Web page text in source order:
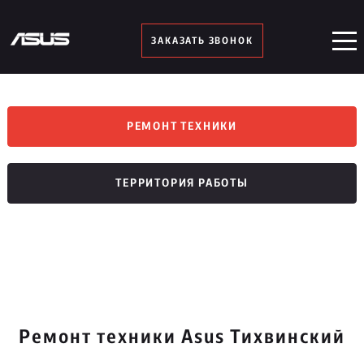
ЗАКАЗАТЬ ЗВОНОК
РЕМОНТ ТЕХНИКИ
ТЕРРИТОРИЯ РАБОТЫ
Ремонт техники Asus Тихвинский